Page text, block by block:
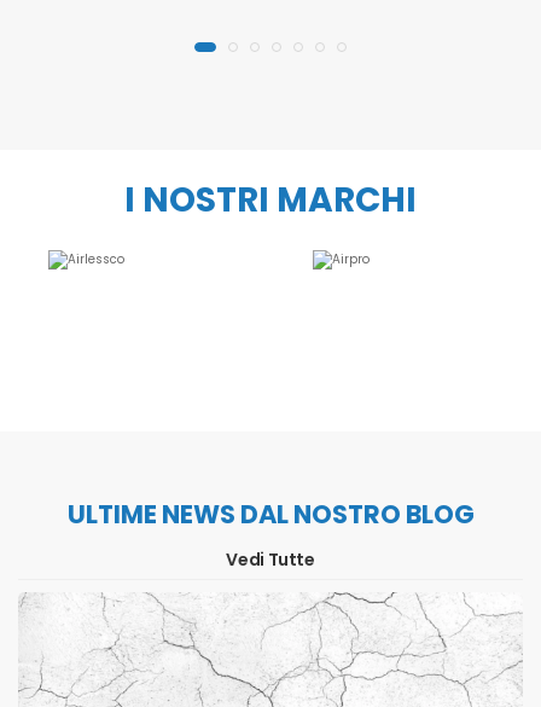
I NOSTRI MARCHI
ULTIME NEWS DAL NOSTRO BLOG
Vedi Tutte